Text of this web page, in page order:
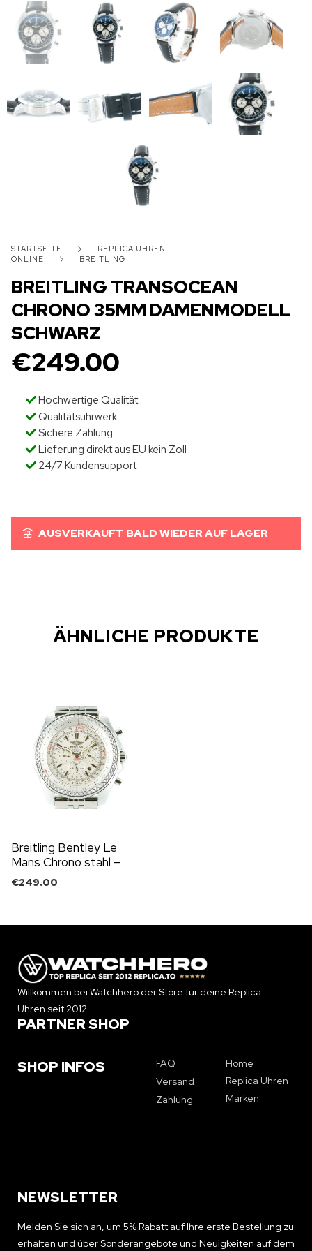
STARTSEITE
REPLICA UHREN
ONLINE
BREITLING
BREITLING TRANSOCEAN
CHRONO 35MM DAMENMODELL
SCHWARZ
€249.00
Hochwertige Qualität
Qualitätsuhrwerk
Sichere Zahlung
Lieferung direkt aus EU kein Zoll
24/7 Kundensupport
AUSVERKAUFT BALD WIEDER AUF LAGER
ÄHNLICHE PRODUKTE
Breitling Bentley Le
Mans Chrono stahl –
silbernes Ziffernblatt
€249.00
Willkommen bei Watchhero der Store für deine Replica
Uhren seit 2012.
PARTNER SHOP
SHOP INFOS
FAQ
Versand
Zahlung
Home
Replica Uhren
Marken
NEWSLETTER
Melden Sie sich an, um 5% Rabatt auf Ihre erste Bestellung zu
erhalten und über Sonderangebote und Neuigkeiten auf dem